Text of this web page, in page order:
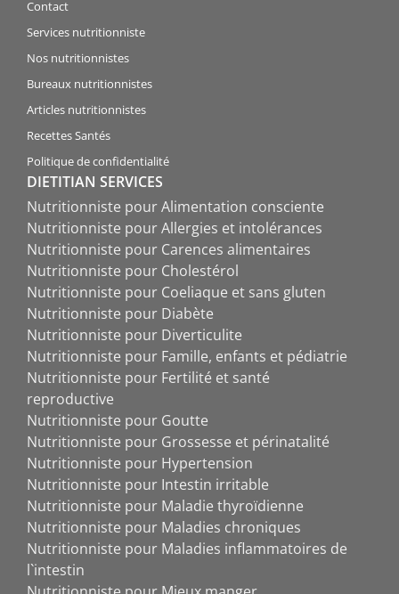
Contact
Services nutritionniste
Nos nutritionnistes
Bureaux nutritionnistes
Articles nutritionnistes
Recettes Santés
Politique de confidentialité
DIETITIAN SERVICES
Nutritionniste pour Alimentation consciente
Nutritionniste pour Allergies et intolérances
Nutritionniste pour Carences alimentaires
Nutritionniste pour Cholestérol
Nutritionniste pour Coeliaque et sans gluten
Nutritionniste pour Diabète
Nutritionniste pour Diverticulite
Nutritionniste pour Famille, enfants et pédiatrie
Nutritionniste pour Fertilité et santé
reproductive
Nutritionniste pour Goutte
Nutritionniste pour Grossesse et périnatalité
Nutritionniste pour Hypertension
Nutritionniste pour Intestin irritable
Nutritionniste pour Maladie thyroïdienne
Nutritionniste pour Maladies chroniques
Nutritionniste pour Maladies inflammatoires de
l`intestin